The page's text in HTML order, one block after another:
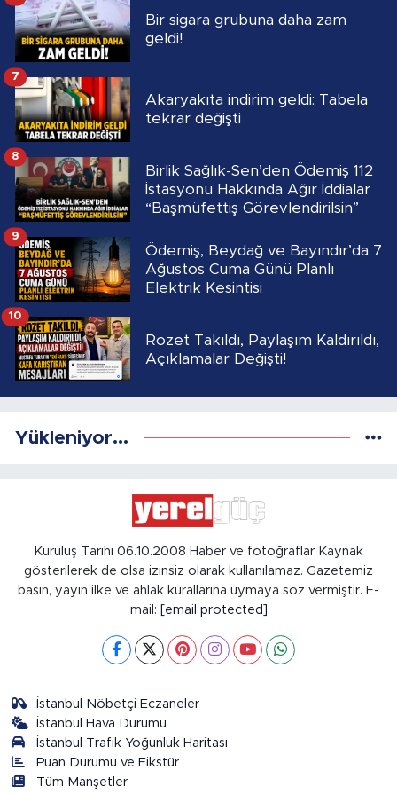
Bir sigara grubuna daha zam
geldi!
Akaryakıta indirim geldi: Tabela
tekrar değişti
7
Birlik Sağlık-Sen’den Ödemiş 112
İstasyonu Hakkında Ağır İddialar
“Başmüfettiş Görevlendirilsin”
8
Ödemiş, Beydağ ve Bayındır’da 7
Ağustos Cuma Günü Planlı
Elektrik Kesintisi
9
Rozet Takıldı, Paylaşım Kaldırıldı,
Açıklamalar Değişti!
10
Yükleniyor...
Kuruluş Tarihi 06.10.2008 Haber ve fotoğraflar Kaynak
gösterilerek de olsa izinsiz olarak kullanılamaz. Gazetemiz
basın, yayın ilke ve ahlak kurallarına uymaya söz vermiştir. E-
mail:
[email protected]
İstanbul Nöbetçi Eczaneler
İstanbul Hava Durumu
İstanbul Trafik Yoğunluk Haritası
Puan Durumu ve Fikstür
Tüm Manşetler